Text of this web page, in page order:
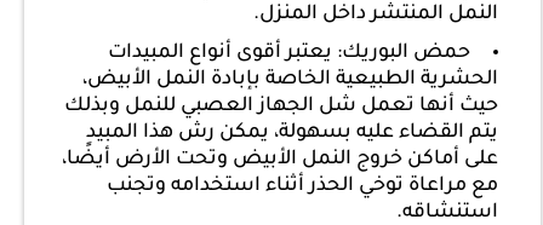
النمل المنتشر داخل المنزل.
حمض البوريك: يعتبر أقوى أنواع المبيدات
الحشرية الطبيعية الخاصة بإبادة النمل الأبيض،
حيث أنها تعمل شل الجهاز العصبي للنمل وبذلك
يتم القضاء عليه بسهولة، يمكن رش هذا المبيد
على أماكن خروج النمل الأبيض وتحت الأرض أيضًا،
مع مراعاة توخي الحذر أثناء استخدامه وتجنب
استنشاقه.